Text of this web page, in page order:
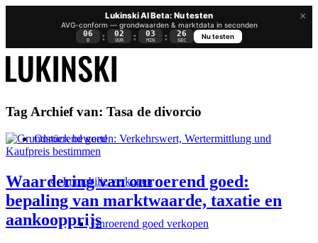
×
Lukinski AI Beta: Nu testen
AVG-conform — grondwaarden & marktdata in seconden
06
D : 02
UUR : 03
MIN : 25
SEC
Nu testen
Onroerend goed
Immobilie verkopen
Onroerend goed verkopen
Tag Archief van: Tasa de divorcio
Waardering van onroerend goed:
bepaling van marktwaarde, taxatie en
aankoopprijs